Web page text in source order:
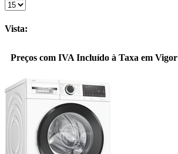
Vista:
Preços com IVA Incluído à Taxa em Vigor